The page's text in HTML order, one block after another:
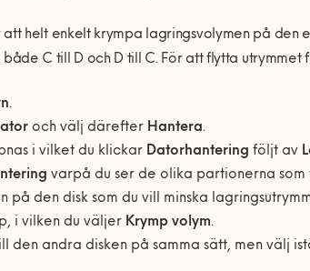
att helt enkelt krympa lagringsvolymen på
C till D och D till C. För att flytta utrymmet
.
och välj därefter Hantera.
i vilket du klickar Datorhantering följt av
varpå du ser de olika partionerna som
på den disk som du vill minska
i vilken du väljer Krymp volym.
den andra disken på samma sätt, men välj